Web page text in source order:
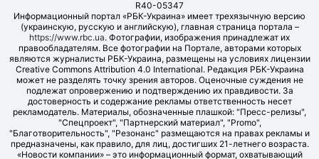
R40-05347
Информационный портал «РБК-Украина» имеет трехязычную версию
(украинскую, русскую и английскую), главная страница портала –
https://www.rbc.ua. Фотографии, изображения принадлежат их
правообладателям. Все фотографии на Портале, авторами которых
являются журналисты РБК-Украина, размещены на условиях лицензии
Creative Commons Attribution 4.0 International. Редакция РБК-Украина
может не разделять точку зрения авторов. Оценочные суждения не
подлежат опровержению и подтверждению их правдивости. За
достоверность и содержание рекламы ответственность несет
рекламодатель. Материалы, обозначенные плашкой: "Пресс-релизы",
"Спецпроект", "Партнерский материал", "Promo",
"Благотворительность", "Резонанс" размещаются на правах рекламы и
предназначены, как правило, для лиц, достигших 21-летнего возраста.
«Новости компании» – это информационный формат, охватывающий